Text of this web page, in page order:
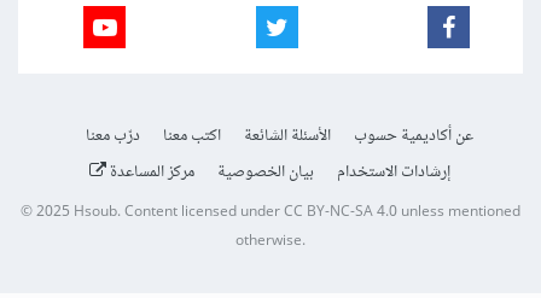
عن أكاديمية حسوب الأسئلة الشائعة اكتب معنا
درّب معنا
إرشادات الاستخدام
بيان الخصوصية مركز المساعدة
© 2025Hsoub.Content licensed underCC BY-NC-SA 4.0unless mentioned
otherwise.